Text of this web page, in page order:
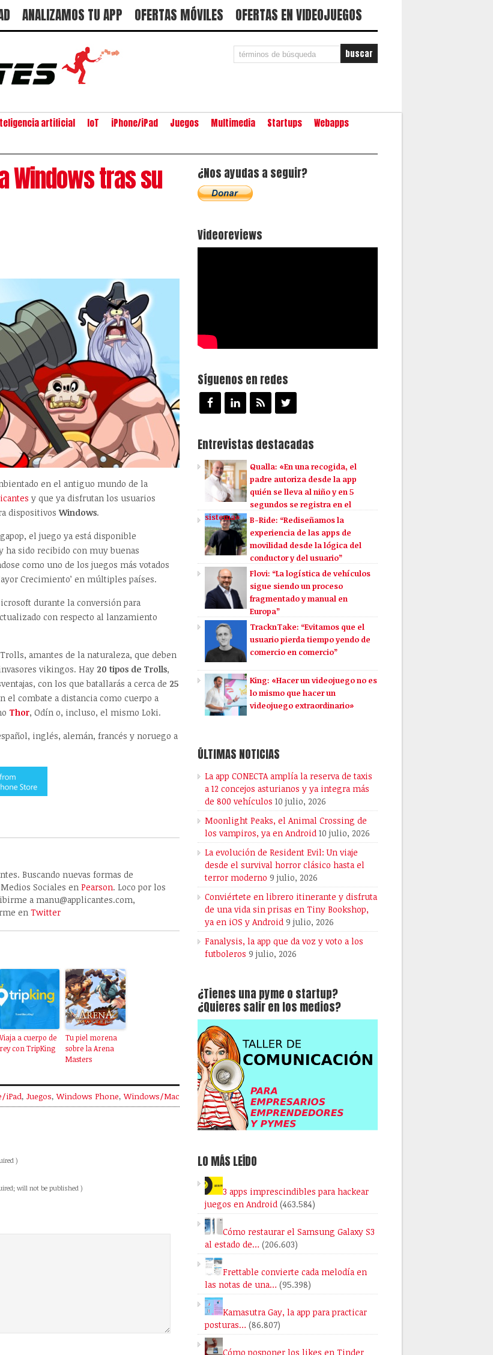
ANALIZAMOS TU APP OFERTAS MÓVILES OFERTAS EN VIDEOJUEGOS
artificial IoT iPhone/iPad Juegos Multimedia Startups
Webapps
Windows tras su
en el antiguo mundo de la
y que ya disfrutan los usuarios
dispositivos Windows.
el juego ya está disponible
ha sido recibido con muy buenas
como uno de los juegos más votados
Crecimiento’ en múltiples países.
durante la conversión para
con respecto al lanzamiento
amantes de la naturaleza, que deben
vikingos. Hay 20 tipos de Trolls,
con los que batallarás a cerca de 25
el combate a distancia como cuerpo a
Thor, Odín o, incluso, el mismo Loki.
inglés, alemán, francés y noruego a
Buscando nuevas formas de
Sociales en Pearson. Loco por los
a manu@applicantes.com,
en Twitter
Viaja a cuerpo de
rey con TripKing
Tu piel morena
sobre la Arena
Masters
iPad, Juegos,Windows Phone,Windows/Mac
)
will not be published )
¿Nos ayudas a seguir?
Videoreviews
Síguenos en redes
Entrevistas destacadas
Qualla: «En una recogida, el
padre autoriza desde la app
quién se lleva al niño y en 5
segundos se registra en el
sistema»
B-Ride: “Rediseñamos la
experiencia de las apps de
movilidad desde la lógica del
conductor y del usuario”
Flovi: “La logística de vehículos
sigue siendo un proceso
fragmentado y manual en
Europa”
TracknTake: “Evitamos que el
usuario pierda tiempo yendo de
comercio en comercio”
King: «Hacer un videojuego no es
lo mismo que hacer un
videojuego extraordinario»
ÚLTIMAS NOTICIAS
La app CONECTA amplía la reserva de taxis
a 12 concejos asturianos y ya integra más
de 800 vehículos 10 julio, 2026
Moonlight Peaks, el Animal Crossing de
los vampiros, ya en Android 10 julio, 2026
La evolución de Resident Evil: Un viaje
desde el survival horror clásico hasta el
terror moderno 9 julio, 2026
Conviértete en librero itinerante y disfruta
de una vida sin prisas en Tiny Bookshop,
ya en iOS y Android 9 julio, 2026
Fanalysis, la app que da voz y voto a los
futboleros 9 julio, 2026
¿Tienes una pyme o startup?
¿Quieres salir en los medios?
LO MÁS LEÍDO
3 apps imprescindibles para hackear
juegos en Android (463.584)
Cómo restaurar el Samsung Galaxy S3
al estado de… (206.603)
Frettable convierte cada melodía en
las notas de una… (95.398)
Kamasutra Gay, la app para practicar
posturas… (86.807)
Cómo posponer los likes en Tinder